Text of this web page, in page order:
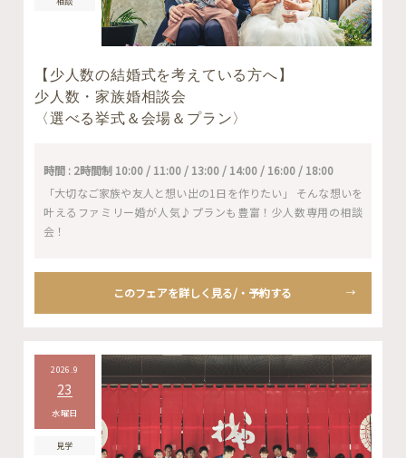
【少人数の結婚式を考えている方へ】
少人数・家族婚相談会
〈選べる挙式＆会場＆プラン〉
時間 : 2時間制 10:00 / 11:00 / 13:00 / 14:00 / 16:00 / 18:00
「大切なご家族や友人と想い出の1日を作りたい」 そんな想いを
叶えるファミリー婚が人気♪プランも豊富！少人数専用の相談
会！
このフェアを詳しく見る/・予約する
2026.9
23
水曜日
見学